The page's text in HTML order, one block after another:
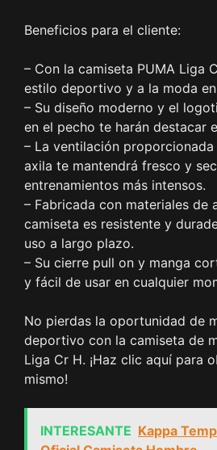
Beneficios para el cliente:
– Con la camiseta PUMA Liga
estilo deportivo y a la moda
– Su diseño moderno y el
en el pecho te harán destacar
– La ventilación
axila te mantendrá fresco y
entrenamientos más intensos.
– Fabricada con materiales de
camiseta es resistente y
uso a largo plazo.
– Su cierre pull on y manga
y fácil de usar en cualquier
No pierdas la oportunidad de
deportivo con la camiseta de
Liga Cr H. ¡Haz clic aquí para
mismo!
INTERESANTE Kappa